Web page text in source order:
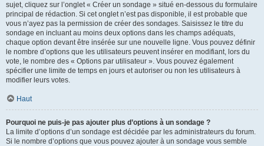
sujet, cliquez sur l’onglet « Créer un sondage » situé en-dessous du formulaire
principal de rédaction. Si cet onglet n’est pas disponible, il est probable que
vous n’ayez pas la permission de créer des sondages. Saisissez le titre du
sondage en incluant au moins deux options dans les champs adéquats,
chaque option devant être insérée sur une nouvelle ligne. Vous pouvez définir
le nombre d’options que les utilisateurs peuvent insérer en modifiant, lors du
vote, le nombre des « Options par utilisateur ». Vous pouvez également
spécifier une limite de temps en jours et autoriser ou non les utilisateurs à
modifier leurs votes.
Haut
Pourquoi ne puis-je pas ajouter plus d’options à un sondage ?
La limite d’options d’un sondage est décidée par les administrateurs du forum.
Si le nombre d’options que vous pouvez ajouter à un sondage vous semble